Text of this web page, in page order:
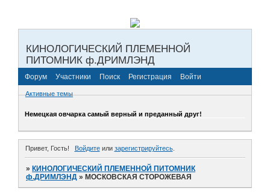
КИНОЛОГИЧЕСКИЙ ПЛЕМЕННОЙ
ПИТОМНИК ф.ДРИМЛЭНД
Форум Участники Поиск Регистрация Войти
Активные темы
Немецкая овчарка самый верный и преданный друг!
Привет, Гость! Войдитеили зарегистрируйтесь.
» КИНОЛОГИЧЕСКИЙ ПЛЕМЕННОЙ ПИТОМНИК
ф.ДРИМЛЭНД » МОСКОВСКАЯ СТОРОЖЕВАЯ